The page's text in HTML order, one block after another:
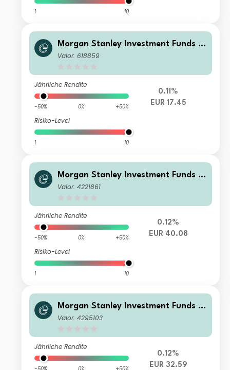
1 10
Morgan Stanley Investment Funds -
Euro Bond Fund I
Valor: 618859
Jährliche Rendite
-50% 0% +50%
Risiko-Level
1 10
0.11%
EUR 17.45
Morgan Stanley Investment Funds -
Euro Bond Fund Z
Valor: 4221861
Jährliche Rendite
-50% 0% +50%
Risiko-Level
1 10
0.12%
EUR 40.08
Morgan Stanley Investment Funds -
Euro Bond Fund C
Valor: 4295103
Jährliche Rendite
0.12%
EUR 32.59